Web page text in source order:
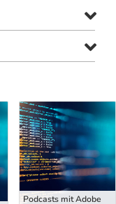
Podcasts mit Adobe